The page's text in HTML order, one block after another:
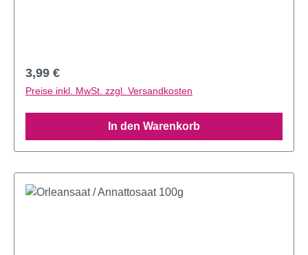
Regulärer Preis:
3,99 €
Preise inkl. MwSt. zzgl. Versandkosten
In den Warenkorb